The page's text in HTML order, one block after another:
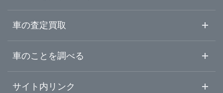
ガリバー黒部店
山梨県
長野県
岐阜県
中古車情報・中古車検索
初めての中古車購入ガイド
車の査定買取
車査定・車買取ならガリバー
車のことを調べる
車初心者まとめ
サイト内リンク